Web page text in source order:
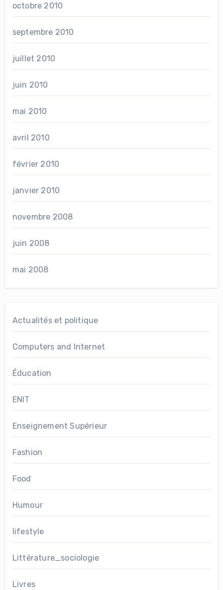
octobre 2010
septembre 2010
juillet 2010
juin 2010
mai 2010
avril 2010
février 2010
janvier 2010
novembre 2008
juin 2008
mai 2008
Actualités et politique
Computers and Internet
Éducation
ENIT
Enseignement Supérieur
Fashion
Food
Humour
lifestyle
Littérature_sociologie
Livres